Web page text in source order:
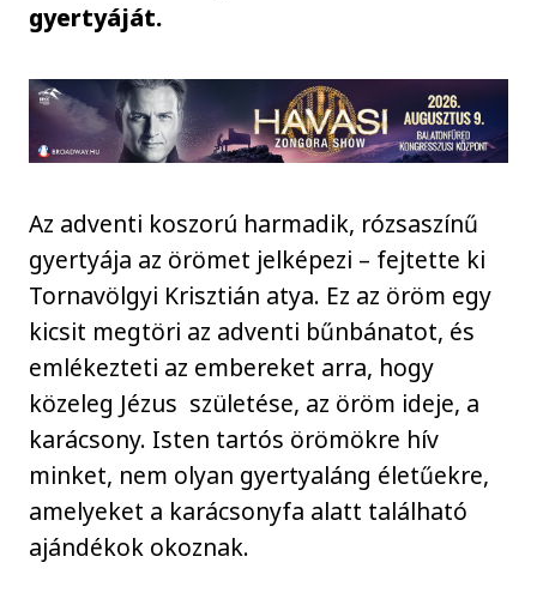
gyertyáját.
Az adventi koszorú harmadik, rózsaszínű
gyertyája az örömet jelképezi – fejtette ki
Tornavölgyi Krisztián atya. Ez az öröm egy
kicsit megtöri az adventi bűnbánatot, és
emlékezteti az embereket arra, hogy
közeleg Jézus születése, az öröm ideje, a
karácsony. Isten tartós örömökre hív
minket, nem olyan gyertyaláng életűekre,
amelyeket a karácsonyfa alatt található
ajándékok okoznak.